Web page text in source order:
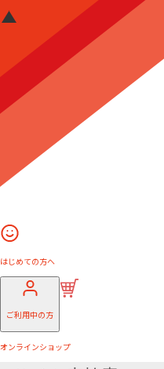
はじめての方へ
ご利用中の方
オンラインショップ